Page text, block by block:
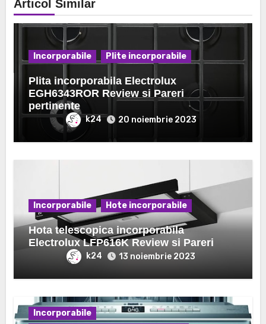
Articol Similar
Incorporabile Plite incorporabile
Plita incorporabila Electrolux
EGH6343ROR Review si Pareri
pertinente
k24 20 noiembrie 2023
Incorporabile Hote incorporabile
Hota telescopica incorporabila
Electrolux LFP616K Review si Pareri
k24 13 noiembrie 2023
Incorporabile